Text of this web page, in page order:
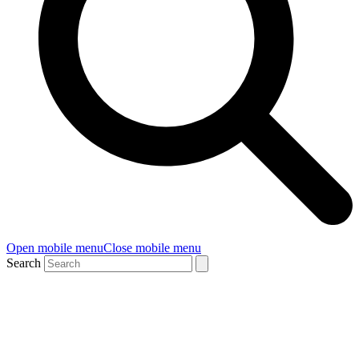
Open mobile menuClose mobile menu
Search